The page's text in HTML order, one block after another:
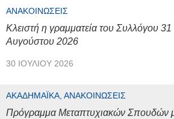
ΑΝΑΚΟΙΝΏΣΕΙΣ
Κλειστή η γραμματεία του Συλλόγου 31
Αυγούστου 2026
30 ΙΟΥΛΊΟΥ 2026
ΑΚΑΔΗΜΑΪΚΆ, ΑΝΑΚΟΙΝΏΣΕΙΣ
Πρόγραμμα Μεταπτυχιακών Σπουδών